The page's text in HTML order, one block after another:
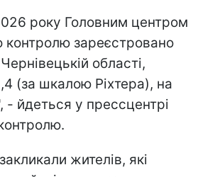
року Головним центром
контролю зареєстровано
області,
(за шкалою Ріхтера), на
- йдеться у прессцентрі
жителів, які